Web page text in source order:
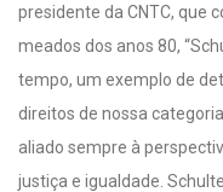
presidente da CNTC, que
meados dos anos 80,
tempo, um exemplo de
direitos de nossa
aliado sempre à
justiça e igualdade.